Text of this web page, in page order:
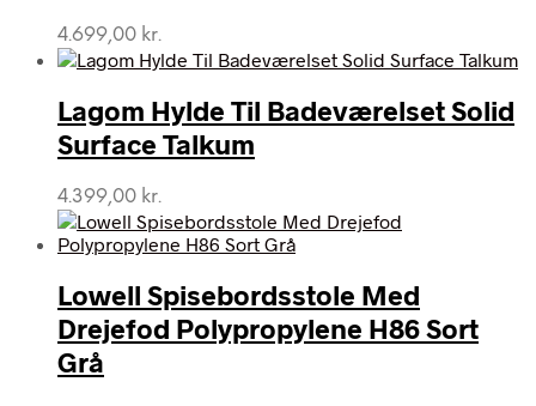
4.699,00 kr.
Lagom Hylde Til Badeværelset Solid
Surface Talkum
4.399,00 kr.
Lowell Spisebordsstole Med
Drejefod Polypropylene H86 Sort
Grå